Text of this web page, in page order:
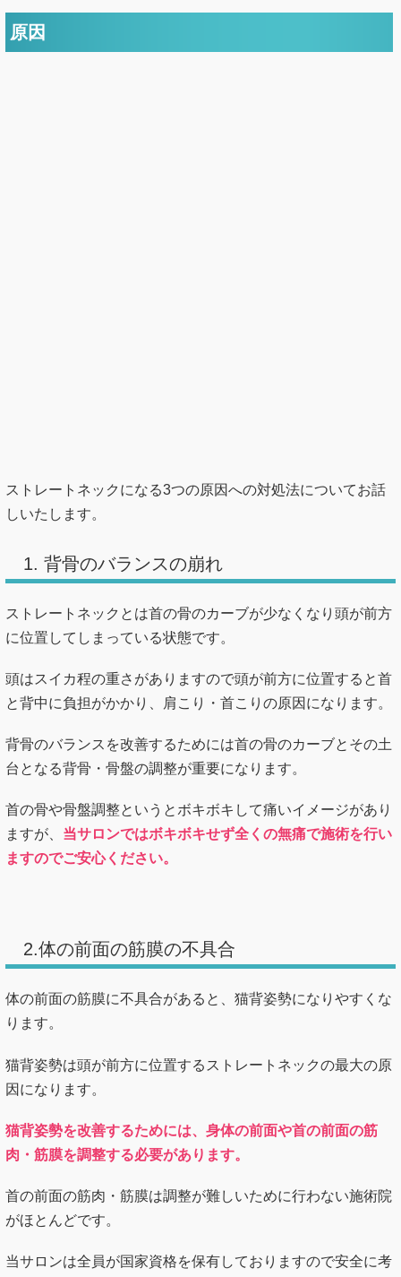
原因
ストレートネックになる3つの原因への対処法についてお話
しいたします。
1. 背骨のバランスの崩れ
ストレートネックとは首の骨のカーブが少なくなり頭が前方
に位置してしまっている状態です。
頭はスイカ程の重さがありますので頭が前方に位置すると首
と背中に負担がかかり、肩こり・首こりの原因になります。
背骨のバランスを改善するためには首の骨のカーブとその土
台となる背骨・骨盤の調整が重要になります。
首の骨や骨盤調整というとボキボキして痛いイメージがあり
ますが、 当サロンではボキボキせず全くの無痛で施術を行い
ますのでご安心ください。
2.体の前面の筋膜の不具合
体の前面の筋膜に不具合があると、猫背姿勢になりやすくな
ります。
猫背姿勢は頭が前方に位置するストレートネックの最大の原
因になります。
猫背姿勢を改善するためには、身体の前面や首の前面の筋
肉・筋膜を調整する必要があります。
首の前面の筋肉・筋膜は調整が難しいために行わない施術院
がほとんどです。
当サロンは全員が国家資格を保有しておりますので安全に考